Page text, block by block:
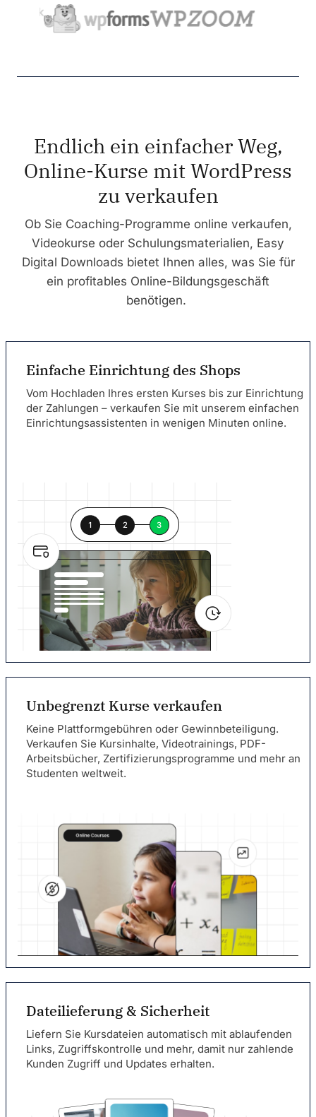
Endlich ein einfacher Weg,
Online-Kurse mit WordPress
zu verkaufen
Ob Sie Coaching-Programme online verkaufen,
Videokurse oder Schulungsmaterialien, Easy
Digital Downloads bietet Ihnen alles, was Sie für
ein profitables Online-Bildungsgeschäft
benötigen.
Einfache Einrichtung des Shops
Vom Hochladen Ihres ersten Kurses bis zur Einrichtung
der Zahlungen – verkaufen Sie mit unserem einfachen
Einrichtungsassistenten in wenigen Minuten online.
Unbegrenzt Kurse verkaufen
Keine Plattformgebühren oder Gewinnbeteiligung.
Verkaufen Sie Kursinhalte, Videotrainings, PDF-
Arbeitsbücher, Zertifizierungsprogramme und mehr an
Studenten weltweit.
Dateilieferung & Sicherheit
Liefern Sie Kursdateien automatisch mit ablaufenden
Links, Zugriffskontrolle und mehr, damit nur zahlende
Kunden Zugriff und Updates erhalten.